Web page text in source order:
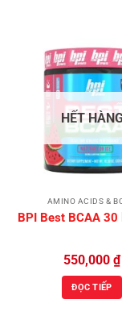
HẾT
AMINO ACIDS &
BPI Best BCAA 30
550,000 ₫
ĐỌC TIẾP